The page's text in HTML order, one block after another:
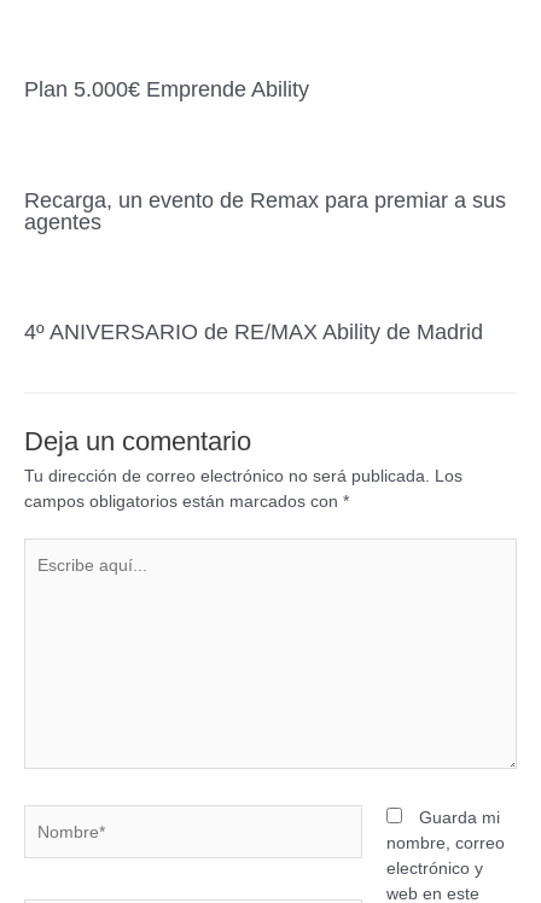
Plan 5.000€ Emprende Ability
Recarga, un evento de Remax para premiar a sus
agentes
4º ANIVERSARIO de RE/MAX Ability de Madrid
Deja un comentario
Tu dirección de correo electrónico no será publicada.
Los
campos obligatorios están marcados con *
Guarda mi
nombre, correo
electrónico y
web en este